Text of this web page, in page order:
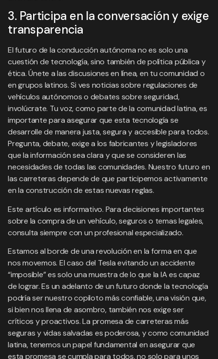
3. Participa en la conversación y exige
transparencia
El futuro de la conducción autónoma no es solo una
cuestión de tecnología, sino también de política pública y
ética. Únete a las discusiones en línea, en tu comunidad o
en grupos latinos. Si ves noticias sobre regulaciones de
vehículos autónomos o debates sobre seguridad,
involúcrate. Tu voz, como parte de la comunidad latina, es
importante para asegurar que esta tecnología se
desarrolle de manera justa, segura y accesible para todos.
Pregunta, debate, exige a los fabricantes y legisladores
que la información sea clara y que se consideren las
necesidades de todas las comunidades. Nuestro futuro en
las carreteras depende de que participemos activamente
en la construcción de estas nuevas reglas.
Este artículo es informativo. Para decisiones importantes
sobre la compra de un vehículo, seguros o temas legales,
consulta siempre con un profesional especializado.
Estamos al borde de una revolución en la forma en que
nos movemos. El caso del Tesla evitando un accidente
“imposible” es solo una muestra de lo que la IA es capaz
de lograr. Es un adelanto de un futuro donde la tecnología
podría ser nuestro copiloto más confiable, una visión que,
si bien nos llena de asombro, también nos exige ser
críticos y proactivos. La promesa de carreteras más
seguras y vidas salvadas es poderosa, y como comunidad
latina, tenemos un papel fundamental en asegurar que
esta promesa se cumpla para todos, no solo para unos